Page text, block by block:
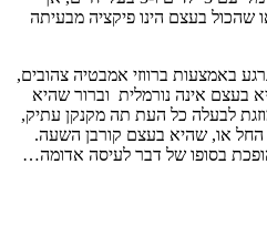
שהכול בעצם הינו פיקציה מבעיתה
באמצעות ברווזי אמבטיה צהובים,
בעצם אינה נורמלית וברור שהיא
לבעלה כל העת תה מקנקן עתיק,
או, שהיא בעצם קורבן השעה.
בסופו של דבר לעיסה אדומה…